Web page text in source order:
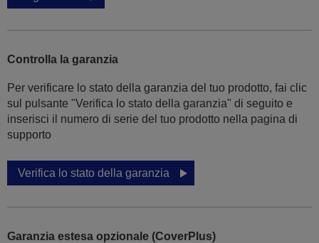
Controlla la garanzia
Per verificare lo stato della garanzia del tuo prodotto, fai clic
sul pulsante "Verifica lo stato della garanzia" di seguito e
inserisci il numero di serie del tuo prodotto nella pagina di
supporto
Verifica lo stato della garanzia
Garanzia estesa opzionale (CoverPlus)